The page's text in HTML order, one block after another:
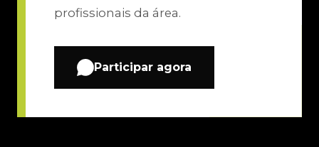
profissionais da área.
Participar agora